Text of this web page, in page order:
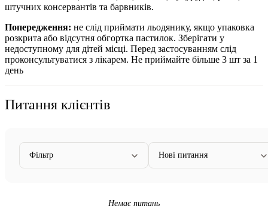
штучних консервантів та барвників.
Попередження: не слід приймати льодянику, якщо упаковка
розкрита або відсутня обгортка пастилок. Зберігати у
недоступному для дітей місці. Перед застосуванням слід
проконсультуватися з лікарем. Не приймайте більше 3 шт за 1
день
Питання клієнтів
Фільтр Нові питання
Немає питань